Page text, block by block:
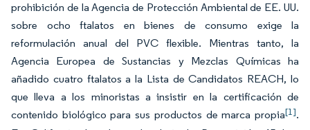
prohibición de la Agencia de Protección Ambiental de EE. UU.
sobre ocho ftalatos en bienes de consumo exige la
reformulación anual del PVC flexible. Mientras tanto, la
Agencia Europea de Sustancias y Mezclas Químicas ha
añadido cuatro ftalatos a la Lista de Candidatos REACH, lo
que lleva a los minoristas a insistir en la certificación de
contenido biológico para sus productos de marca propia[1].